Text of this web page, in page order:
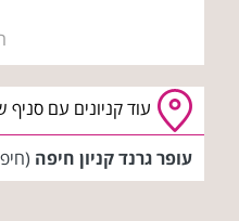
עוד קניונים עם סניף
עופר גרנד קניון חיפה